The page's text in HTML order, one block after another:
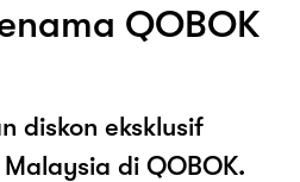
QOBOK
diskon eksklusif
di QOBOK.